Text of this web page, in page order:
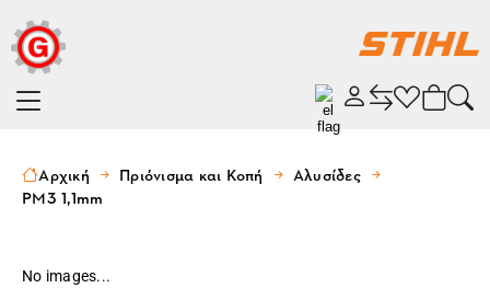
Αρχική Πριόνισμα και Κοπή
Αλυσίδες
PM3 1,1mm
No images...